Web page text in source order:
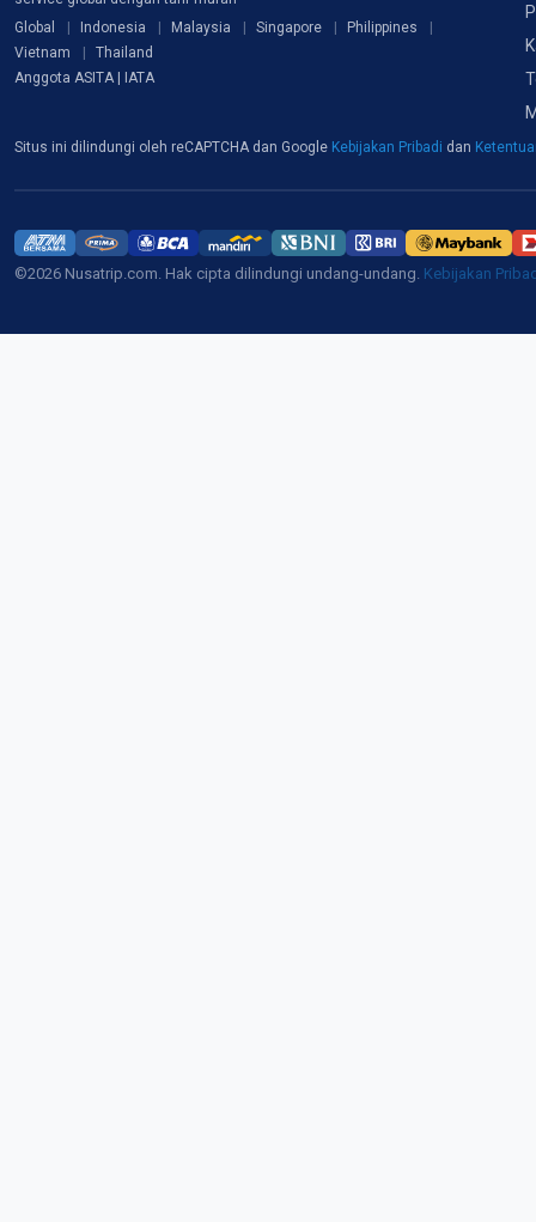
Global
Indonesia Malaysia Singapore
Philippines
Vietnam
Thailand
Anggota ASITA | IATA
Situs ini dilindungi oleh reCAPTCHA dan Google Kebijakan Pribadi dan
©2026 Nusatrip.com. Hak cipta dilindungi undang-undang. Kebijakan